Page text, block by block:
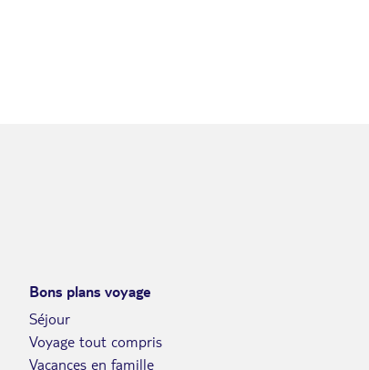
Bons plans voyage
Séjour
Voyage tout compris
Vacances en famille